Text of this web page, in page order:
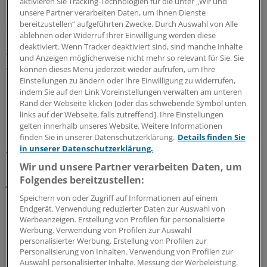
Storck habe für das Wiederaufnahmeverfahren keine
neuen Aspekte vorgetragen. Deutschland habe ihr
wegen des abgelehnten Prozesskostenhilfeantrags
weitere 17.000 Euro als Entschädigung angeboten.
Das Gericht könne auch nicht selbst prüfen, inwieweit
Deutschland das EGMR-Urteil von 2005 richtig
umgesetzt hat. Dies sei allein Sache des
Ministerkomitees des Europarates. Dieser habe das
Verfahren aber mittlerweile eingestellt.
Az.: 486/14
Schlagworte:
unsere Partner verarbeiten Daten, um Ihnen Dienste
bereitzustellen“ aufgeführten Zwecke. Durch Auswahl von Alle
ablehnen oder Widerruf Ihrer Einwilligung werden diese
deaktiviert. Wenn Tracker deaktiviert sind, sind manche Inhalte
und Anzeigen möglicherweise nicht mehr so relevant für Sie. Sie
können dieses Menü jederzeit wieder aufrufen, um Ihre
Einstellungen zu ändern oder Ihre Einwilligung zu widerrufen,
indem Sie auf den Link Voreinstellungen verwalten am unteren
Rand der Webseite klicken [oder das schwebende Symbol unten
links auf der Webseite, falls zutreffend]. Ihre Einstellungen
gelten innerhalb unseres Website. Weitere Informationen
finden Sie in unserer Datenschutzerklärung. Details finden Sie
in unserer Datenschutzerklärung.
Wir und unsere Partner verarbeiten Daten, um
Folgendes bereitzustellen:
Speichern von oder Zugriff auf Informationen auf einem
Endgerät. Verwendung reduzierter Daten zur Auswahl von
Werbeanzeigen. Erstellung von Profilen für personalisierte
Werbung. Verwendung von Profilen zur Auswahl
personalisierter Werbung. Erstellung von Profilen zur
Personalisierung von Inhalten. Verwendung von Profilen zur
Auswahl personalisierter Inhalte. Messung der Werbeleistung.